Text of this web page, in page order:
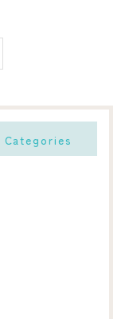
Categories